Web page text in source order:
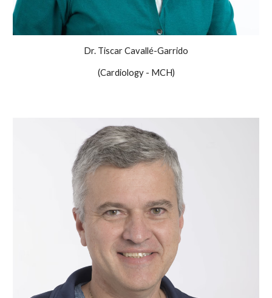
Dr. Tiscar Cavallé-Garrido
(Cardiology - MCH)